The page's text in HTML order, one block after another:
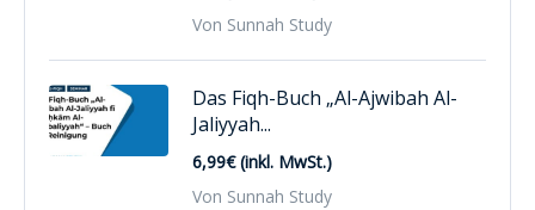
Von Sunnah Study
Das Fiqh-Buch „Al-Ajwibah Al-
Jaliyyah...
6,99€ (inkl. MwSt.)
Von Sunnah Study